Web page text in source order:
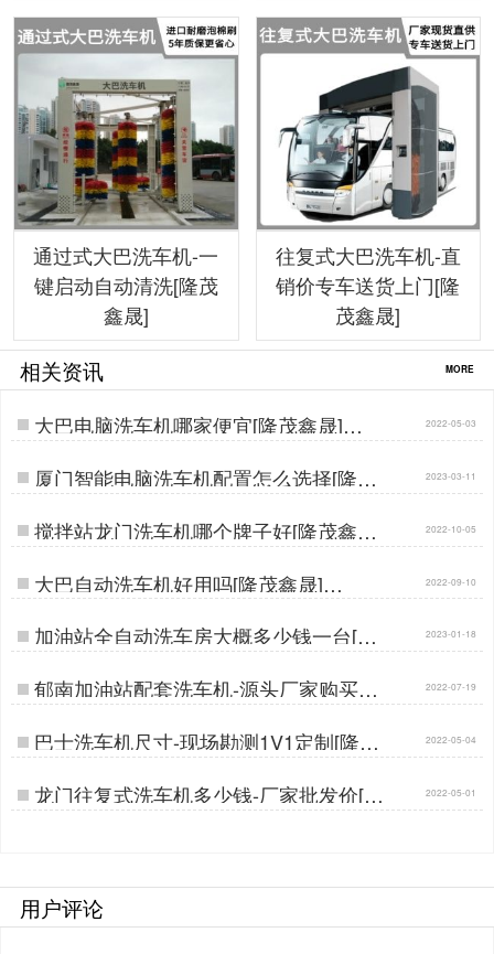
通过式大巴洗车机-一
键启动自动清洗[隆茂
鑫晟]
往复式大巴洗车机-直
销价专车送货上门[隆
茂鑫晟]
相关资讯 MORE
大巴电脑洗车机哪家便宜[隆茂鑫晟]… 2022-05-03
厦门智能电脑洗车机配置怎么选择[隆茂
鑫晟]…
2023-03-11
搅拌站龙门洗车机哪个牌子好[隆茂鑫晟]
…
2022-10-05
大巴自动洗车机好用吗[隆茂鑫晟]… 2022-09-10
加油站全自动洗车房大概多少钱一台[隆
茂鑫晟]…
2023-01-18
郁南加油站配套洗车机-源头厂家购买更
实惠[隆茂鑫晟]…
2022-07-19
巴士洗车机尺寸-现场勘测1V1定制[隆茂
鑫晟]…
2022-05-04
龙门往复式洗车机多少钱-厂家批发价[隆
茂鑫晟]…
2022-05-01
用户评论